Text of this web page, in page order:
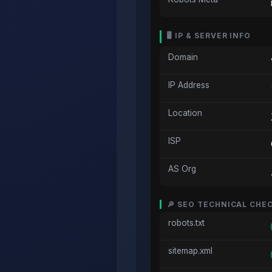
🖥️ IP & SERVER INFO
Domain
IP Address
Location
ISP
AS Org
🔎 SEO TECHNICAL
robots.txt
sitemap.xml